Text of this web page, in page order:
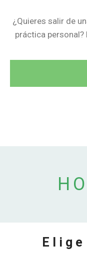
¿Quieres salir de
práctica personal?